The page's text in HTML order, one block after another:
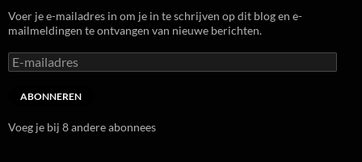
Voer je e-mailadres in om je in te schrijven op dit blog en e-
mailmeldingen te ontvangen van nieuwe berichten.
E-
mailadres
ABONNEREN
Voeg je bij 8 andere abonnees